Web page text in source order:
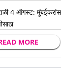
4 ऑगस्ट:
MORE